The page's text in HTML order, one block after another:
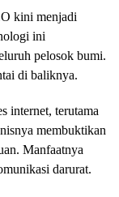
kini menjadi
ini
pelosok bumi.
di baliknya.
internet, terutama
membuktikan
Manfaatnya
darurat.